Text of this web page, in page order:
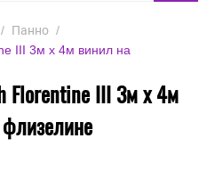
/ Панно /
III 3м x 4м винил на
Florentine III 3м x 4м